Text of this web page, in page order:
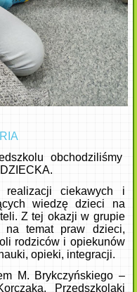
obchodziliśmy
realizacji ciekawych i
wiedzę dzieci na
Z tej okazji w grupie
na temat praw dzieci,
rodziców i opiekunów
opieki, integracji.
M. Brykczyńskiego –
Przedszkolaki